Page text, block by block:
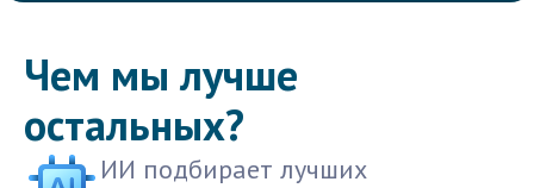
Чем мы лучше
остальных?
ИИ подбирает лучших